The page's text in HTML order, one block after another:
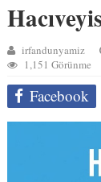
irfandunyamiz
1,151 Görünme
Facebook